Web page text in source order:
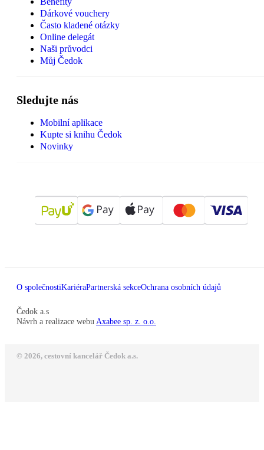
Dárkové vouchery
Často kladené otázky
Online delegát
Naši průvodci
Můj Čedok
Sledujte nás
Mobilní aplikace
Kupte si knihu Čedok
Novinky
O společnostiKariéraPartnerská sekceOchrana osobních údajů
Čedok a.s
Návrh a realizace webu Axabee sp. z. o.o.
© 2026, cestovní kancelář Čedok a.s.